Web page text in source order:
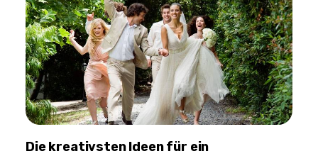
Die kreativsten Ideen für ein